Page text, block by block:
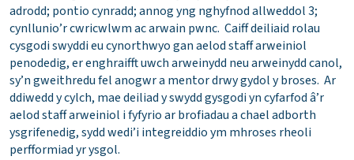
adrodd; pontio cynradd; annog yng nghyfnod allweddol 3;
cynllunio’r cwricwlwm ac arwain pwnc. Caiff deiliaid rolau
cysgodi swyddi eu cynorthwyo gan aelod staff arweiniol
penodedig, er enghraifft uwch arweinydd neu arweinydd canol,
sy’n gweithredu fel anogwr a mentor drwy gydol y broses. Ar
ddiwedd y cylch, mae deiliad y swydd gysgodi yn cyfarfod â’r
aelod staff arweiniol i fyfyrio ar brofiadau a chael adborth
ysgrifenedig, sydd wedi’i integreiddio ym mhroses rheoli
perfformiad yr ysgol.